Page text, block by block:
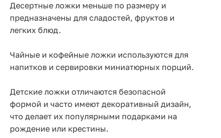
Десертные ложки меньше по размеру и
предназначены для сладостей, фруктов и
легких блюд.
Чайные и кофейные ложки используются для
напитков и сервировки миниатюрных порций.
Детские ложки отличаются безопасной
формой и часто имеют декоративный дизайн,
что делает их популярными подарками на
рождение или крестины.